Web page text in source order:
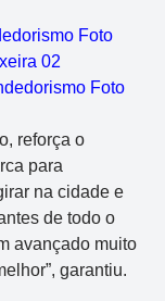
reforça o
para
na cidade e
de todo o
avançado muito
garantiu.